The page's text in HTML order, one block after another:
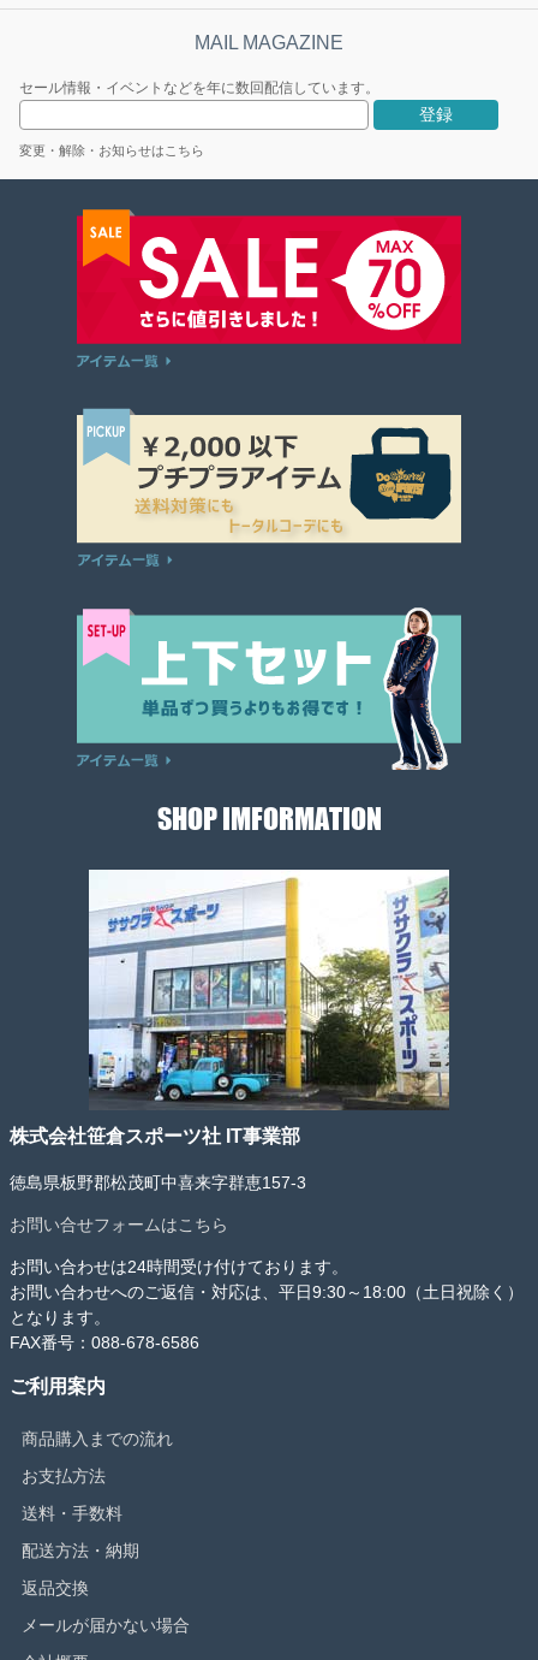
セール情報・イベントなどを年に数回配信しています。
変更・解除・お知らせはこちら
SHOP IMFORMATION
株式会社笹倉スポーツ社 IT事業部
徳島県板野郡松茂町中喜来字群恵157-3
お問い合せフォームはこちら
お問い合わせは24時間受け付けております。
お問い合わせへのご返信・対応は、平日9:30～18:00（土日祝除く）
となります。
FAX番号：088-678-6586
ご利用案内
商品購入までの流れ
お支払方法
送料・手数料
配送方法・納期
返品交換
メールが届かない場合